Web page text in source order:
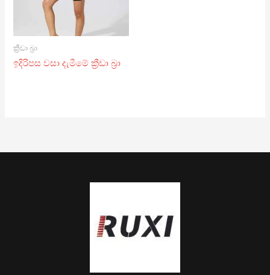
ක්‍රීඩා බ්‍රා
ඉදිරිපස වසා දැමීමේ ක්‍රීඩා බ්‍රා